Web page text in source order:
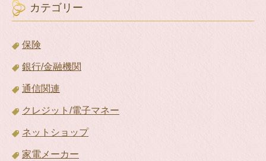
カテゴリー
保険
銀行/金融機関
通信関連
クレジット/電子マネー
ネットショップ
家電メーカー